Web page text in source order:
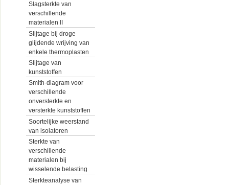
Slagsterkte van
verschillende
materialen II
Slijtage bij droge
glijdende wrijving van
enkele thermoplasten
Slijtage van
kunststoffen
Smith-diagram voor
verschillende
onversterkte en
versterkte kunststoffen
Soortelijke weerstand
van isolatoren
Sterkte van
verschillende
materialen bij
wisselende belasting
Sterkteanalyse van